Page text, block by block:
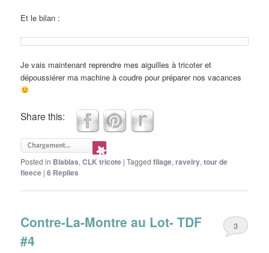
Et le bilan :
Je vais maintenant reprendre mes aiguilles à tricoter et
dépoussiérer ma machine à coudre pour préparer nos vacances
Share this:
Posted in Blablas,CLK tricote |Tagged filage,ravelry,tour de
fleece |6 Replies
Contre-La-Montre au Lot- TDF
#4
3